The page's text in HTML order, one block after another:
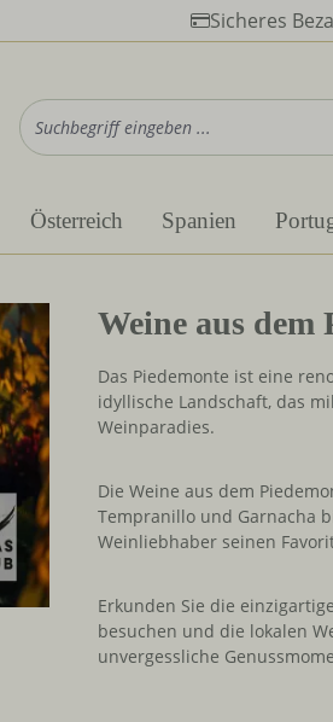
Sicheres
Österreich Spanien
Weine aus dem
Das Piedemonte ist eine
idyllische Landschaft, das
Weinparadies.
Die Weine aus dem
Tempranillo und Garnacha
Weinliebhaber seinen
Erkunden Sie die
besuchen und die lokalen
unvergessliche